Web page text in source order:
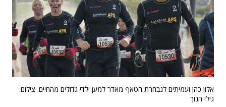
אלון כהן ועמיתים לנבחרת הטאף מאדר למען ילדי גדולים מהחיים. צילום:
גילי חנוך